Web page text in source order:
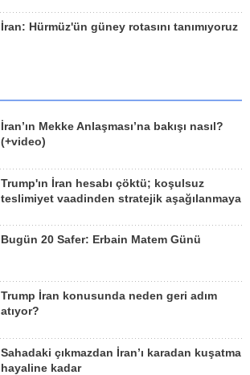
İran: Hürmüz'ün güney rotasını tanımıyoruz
İran’ın Mekke Anlaşması’na bakışı nasıl?
(+video)
Trump'ın İran hesabı çöktü; koşulsuz
teslimiyet vaadinden stratejik aşağılanmaya
Bugün 20 Safer: Erbain Matem Günü
Trump İran konusunda neden geri adım
atıyor?
Sahadaki çıkmazdan İran’ı karadan kuşatma
hayaline kadar